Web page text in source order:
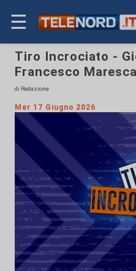
☰
Tiro Incrociato -
Francesco
di Redazione
Mer 17 Giugno 2026